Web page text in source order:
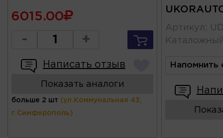
Артикул :
Напомнить
6015.00
- +
Написать отзыв
Показать аналоги
больше 2 шт (ул.Коммунальная 43,
г.Симферополь)